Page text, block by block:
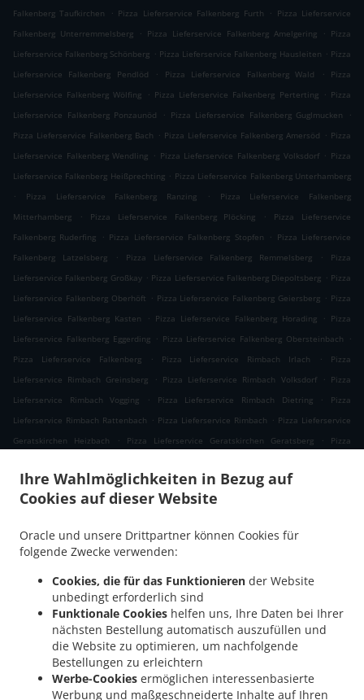
Ihre Wahlmöglichkeiten in Bezug auf
Cookies auf dieser Website
Oracle und unsere Drittpartner können Cookies für
folgende Zwecke verwenden:
Cookies, die für das Funktionieren der Website
unbedingt erforderlich sind
Funktionale Cookies helfen uns, Ihre Daten bei Ihrer
nächsten Bestellung automatisch auszufüllen und
die Website zu optimieren, um nachfolgende
Bestellungen zu erleichtern
Werbe-Cookies ermöglichen interessenbasierte
Werbung und maßgeschneiderte Inhalte auf Ihren
Falkenberg Taufkirchen
. Pizza Lieferservice Falkenberg Furth . Pizza Lieferservice
Falkenberg Unterremmelsberg
. Pizza Lieferservice Falkenberg Amelgering . Pizza
Lieferservice Falkenberg Schönberg . Pizza Lieferservice Falkenberg Hausleiten . Pizza
Lieferservice Falkenberg Pendlöd
. Pizza Lieferservice Falkenberg Wald .
Pizza
Lieferservice Falkenberg Wölfing
. Pizza Lieferservice Falkenberg Perterting . Pizza
Lieferservice Falkenberg Ponzaunöd
. Pizza Lieferservice Falkenberg Guglmucken
.
Pizza Lieferservice Falkenberg Bach . Pizza Lieferservice Falkenberg Amersöd . Pizza
Lieferservice Falkenberg Wendling . Pizza Lieferservice Falkenberg Volksdorf . Pizza
Lieferservice Falkenberg Heißprechting . Pizza Lieferservice Falkenberg Unterhamberg
.
Pizza Lieferservice Falkenberg Ranzing .
Pizza Lieferservice Falkenberg
Mitterhamberg
. Pizza Lieferservice Falkenberg Plöcking .
Pizza Lieferservice
Falkenberg Ruderfing
. Pizza Lieferservice Falkenberg Stopfen . Pizza Lieferservice
Falkenberg Latzelsberg
. Pizza Lieferservice Falkenberg Remmelsberg .
Pizza
Lieferservice Falkenberg Großkay . Pizza Lieferservice Falkenberg Diepoltsberg . Pizza
Lieferservice Falkenberg Oberhöft . Pizza Lieferservice Falkenberg Geiersberg . Pizza
Lieferservice Falkenberg Kasten
. Pizza Lieferservice Falkenberg Horading . Pizza
Lieferservice Falkenberg Eggerding . Pizza Lieferservice Falkenberg Obersteinbach
.
Pizza Lieferservice Falkenberg
. Pizza Lieferservice Rimbach Irlach .
Pizza
Lieferservice Rimbach Greinsberg
. Pizza Lieferservice Rimbach Volksdorf . Pizza
Lieferservice Rimbach Vogging
. Pizza Lieferservice Rimbach Dietring .
Pizza
Lieferservice Rimbach Rattenbach . Pizza Lieferservice Rimbach . Pizza Lieferservice
Geratskirchen Heizbach
. Pizza Lieferservice Geratskirchen Geratsberg .
Pizza
Braunsberg
. Pizza Lieferservice Geratskirchen Ohnatsberg . Pizza Lieferservice
Geratskirchen Kleineggenberg
. Pizza Lieferservice Geratskirchen Überackersdorf
Garten
. Pizza Lieferservice Geratskirchen Asenkerschbaum . Pizza Lieferservice
Lieferservice Geratskirchen Haneck
. Pizza Lieferservice Geratskirchen
Lieferservice Pleiskirchen Neuerding . Pizza Lieferservice Pleiskirchen Altsberg
Lieferservice Pleiskirchen Laibeng
. Pizza Lieferservice Pleiskirchen Ruhnstetten
Pizza Lieferservice Pleiskirchen Furth . Pizza Lieferservice Pleiskirchen Willhartsberg
Pizza Lieferservice Pleiskirchen Wilhartsberg . Pizza Lieferservice Pleiskirchen Walln
Pizza Lieferservice Pleiskirchen Wolfsgrub . Pizza Lieferservice Pleiskirchen